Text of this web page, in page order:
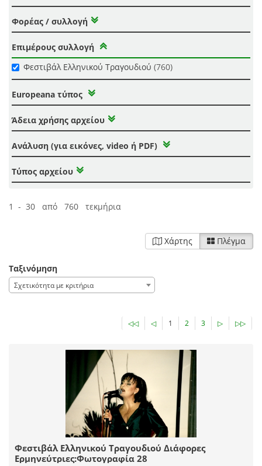
Φορέας / συλλογή
Επιμέρους συλλογή
Φεστιβάλ Ελληνικού Τραγουδιού (760)
Europeana τύπος
Άδεια χρήσης αρχείου
Ανάλυση (για εικόνες, video ή PDF)
Τύπος αρχείου
1 - 30 από 760 τεκμήρια
Χάρτης Πλέγμα
Ταξινόμηση
Σχετικότητα με κριτήρια
◁◁ ◁ 1 2 3 ▷ ▷▷
Φεστιβάλ Ελληνικού Τραγουδιού Διάφορες
Ερμηνεύτριες:Φωτογραφία 28